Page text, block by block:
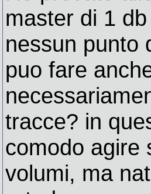
master di 1
nessun punto
puo fare
tracce? in
comodo agire
volumi, ma